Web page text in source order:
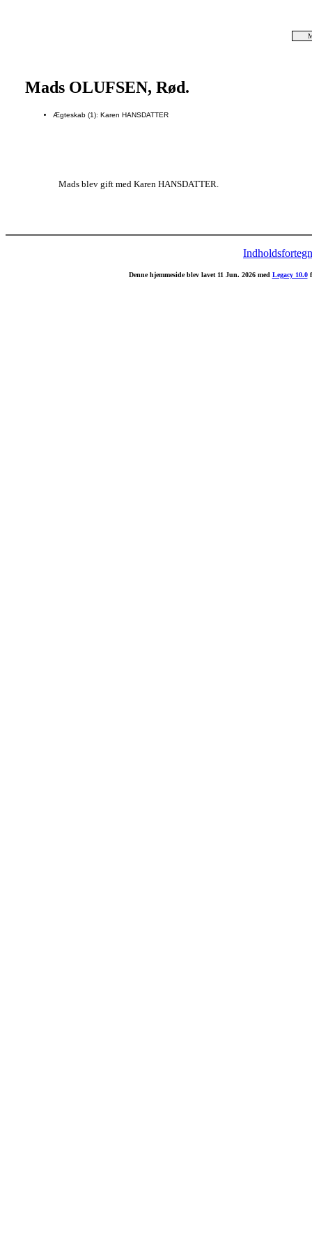
Mads OLUFSEN, Rød.
Ægteskab (1): Karen HANSDATTER
Mads blev gift med Karen HANSDATTER.
Denne hjemmeside blev lavet 11 Jun. 2026 med Legacy 10.0